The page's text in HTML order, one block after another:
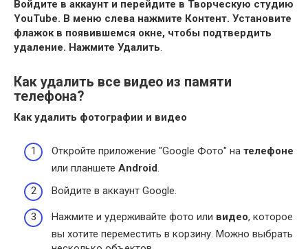
Войдите в аккаунт и перейдите в Творческую студию
YouTube. В меню слева нажмите Контент. Установите
флажок в появившемся окне, чтобы подтвердить
удаление. Нажмите Удалить.
Как удалить все видео из памяти
телефона?
Как удалить фотографии и видео
Откройте приложение "Google Фото" на телефоне
или планшете Android.
Войдите в аккаунт Google.
Нажмите и удерживайте фото или видео, которое
вы хотите переместить в корзину. Можно выбрать